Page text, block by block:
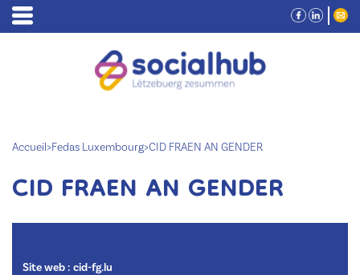
Accueil>Fedas Luxembourg>CID FRAEN AN GENDER
CID FRAEN AN GENDER
Site web : cid-fg.lu